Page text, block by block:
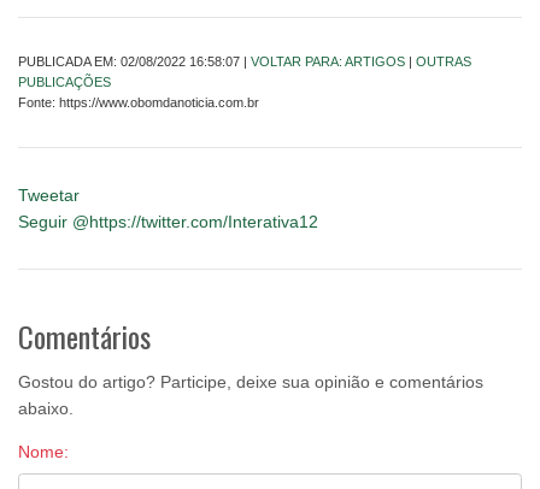
PUBLICADA EM: 02/08/2022 16:58:07 | VOLTAR PARA: ARTIGOS
OUTRAS
PUBLICAÇÕES
Fonte: https://www.obomdanoticia.com.br
Tweetar
Seguir @https://twitter.com/Interativa12
Comentários
Gostou do artigo? Participe, deixe sua opinião e comentários
abaixo.
Nome: